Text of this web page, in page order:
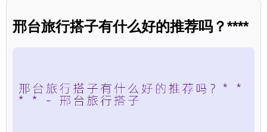
邢台旅行搭子有什么好的推荐吗？****